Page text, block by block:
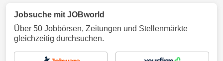
Jobsuche mit JOBworld
Über 50 Jobbörsen, Zeitungen und Stellenmärkte
gleichzeitig durchsuchen.